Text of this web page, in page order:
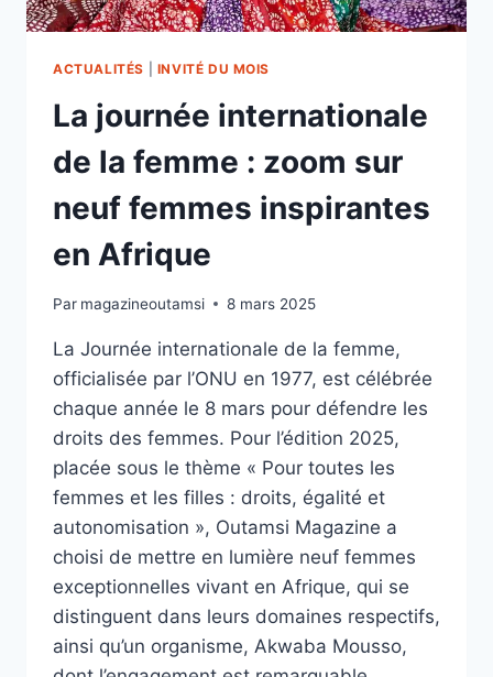
ACTUALITÉS INVITÉ DU MOIS
La journée internationale
de la femme : zoom sur
neuf femmes inspirantes
en Afrique
Par magazineoutamsi 8 mars 2025
La Journée internationale de la femme,
officialisée par l’ONU en 1977, est célébrée
chaque année le 8 mars pour défendre les
droits des femmes. Pour l’édition 2025,
placée sous le thème « Pour toutes les
femmes et les filles : droits, égalité et
autonomisation », Outamsi Magazine a
choisi de mettre en lumière neuf femmes
exceptionnelles vivant en Afrique, qui se
distinguent dans leurs domaines respectifs,
ainsi qu’un organisme, Akwaba Mousso,